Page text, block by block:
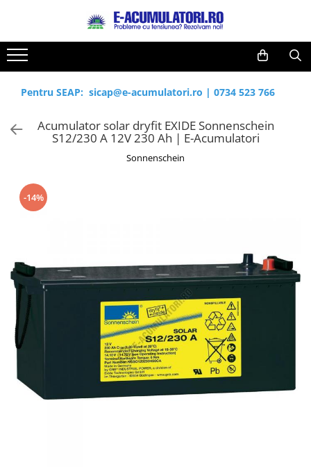
Toate Produsele
Acumulatori, Baterii si Incarcatoare
Uzuale
Baterii alcaline
Baterii litiu
Baterii rotunde argint
Baterii auditive
Ni-MH
Li-Ion
Incarcatoare acumulatori
Panouri fotovoltaice si accesorii
Panouri fotovoltaice
Sisteme prindere panouri
fotovoltaice
Reduceri de vara
Cabluri
Acumulatori
Prelungitoare
Panouri fotovoltaice
Invertoare
Statii de incarcare EV
Pentru SEAP: sicap@e-acumulatori.ro | 0734 523 766
Acumulator solar dryfit EXIDE Sonnenschein
S12/230 A 12V 230 Ah | E-Acumulatori
Sonnenschein
-14%